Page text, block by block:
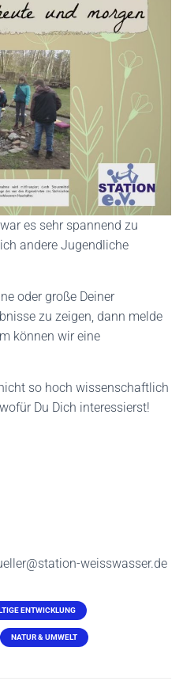
es sehr spannend zu
andere Jugendliche
oder große Deiner
zu zeigen, dann melde
können wir eine
so hoch wissenschaftlich
Du Dich interessierst!
weisswasser.de
ENTWICKLUNG
NATUR & UMWELT